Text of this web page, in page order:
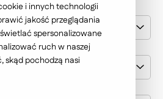
i innych technologii
jakość przeglądania
spersonalizowane
ruch w naszej
skąd pochodzą nasi